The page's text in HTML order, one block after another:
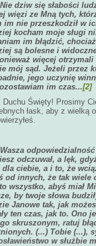
Nie dziw się słabości
więzi ze Mną tych,
im nie przeszkodził w
kocham moje sługi
im błądzić,
są bolesne i
więcej
mój sąd. Jeżeli przez
jego uczynię
im czas...[2]
Święty! Prosimy Cię
łask, aby z wielką
Wasza
odczuwał, a lęk,
dla ciebie, a i to, że
od innych, że tak wiele
wszystko, abyś miał
by twoje słowa
Janowe tak, jak
ten czas, jak to. Ono
skruszonym, ratuj
(...) Tobie (...),
w służbie